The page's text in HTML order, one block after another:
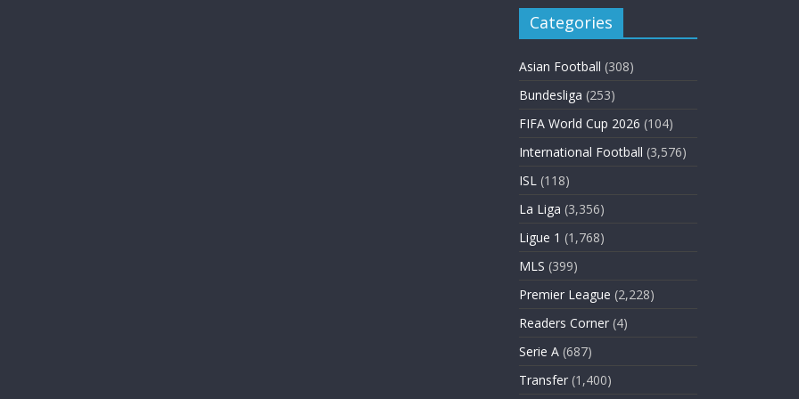
Categories
Asian Football (308)
Bundesliga (253)
FIFA World Cup 2026 (104)
International Football (3,576)
ISL (118)
La Liga (3,356)
Ligue 1 (1,768)
MLS (399)
Premier League (2,228)
Readers Corner (4)
Serie A (687)
Transfer (1,400)